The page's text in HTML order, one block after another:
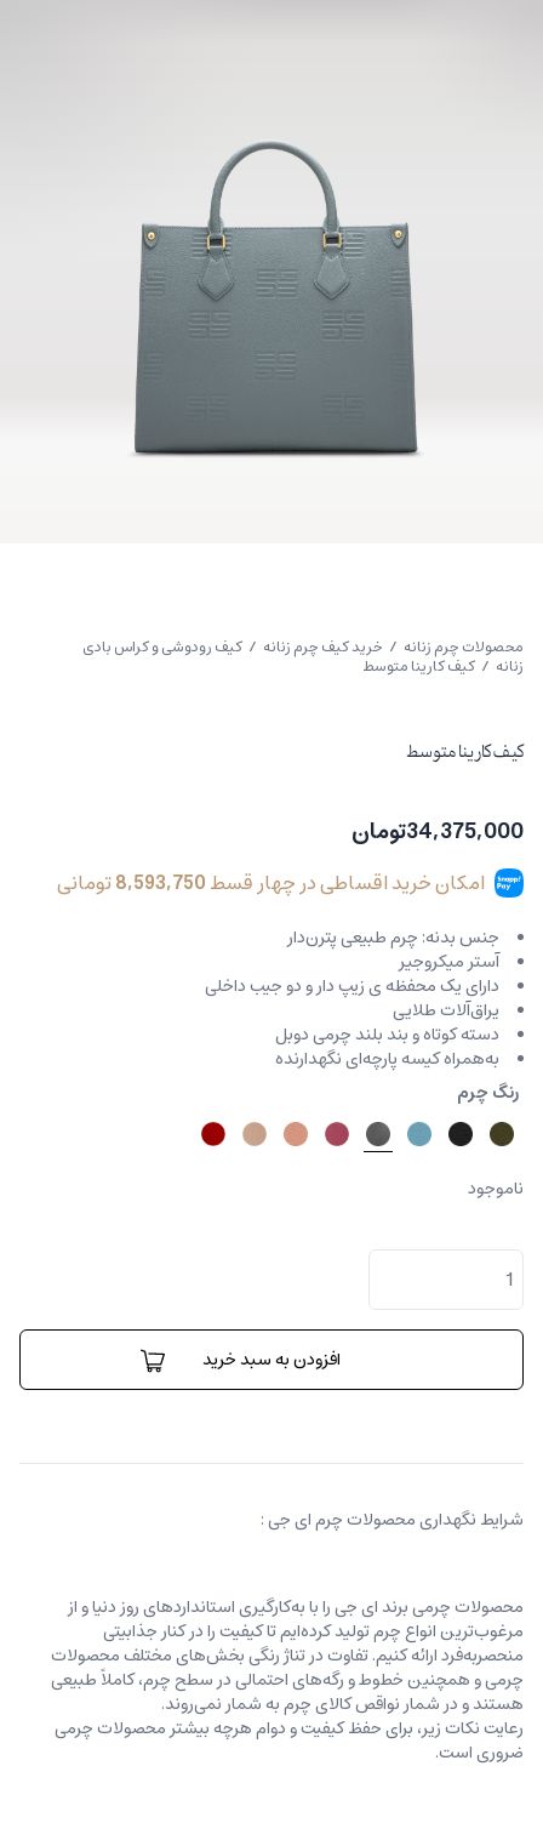
محصولات چرم زنانه / خرید کیف چرم زنانه / کیف رودوشی و کراس بادی
زنانه / کیف کارینا متوسط
کیف کارینا متوسط
34,375,000تومان
امکان خرید اقساطی در چهار قسط8,593,750تومانی
جنس بدنه: چرم طبیعی پترن‌دار
آستر میکروجیر
دارای یک محفظه ی زیپ دار و دو جیب داخلی
یراق‌آلات طلایی
دسته کوتاه و بند بلند چرمی دوبل
به‌همراه کیسه پارچه‌ای نگهدارنده
رنگ چرم
ناموجود
کیف
کارینا
متوسط
عدد
افزودن به سبد خرید
شرایط نگهداری محصولات چرم ای جی :
محصولات چرمی برند ای جی را با به‌کارگیری استانداردهای روز دنیا و از
مرغوب‌ترین انواع چرم تولید کرده‌ایم تا کیفیت را در کنار جذابیتی
منحصربه‌فرد ارائه کنیم. تفاوت در تناژ رنگی بخش‌های مختلف محصولات
چرمی و همچنین خطوط و رگه‌‌های احتمالی در سطح چرم، کاملاً طبیعی
هستند و در شمار نواقص کالای چرم به شمار نمی‌روند.
رعایت نکات زیر، برای حفظ کیفیت و دوام هرچه بیشتر محصولات چرمی
ضروری است.